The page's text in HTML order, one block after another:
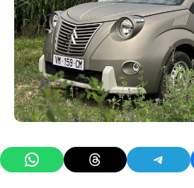
Share on WhatsAppShare on ThreadsShare